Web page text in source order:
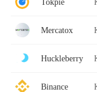
Mercatox
Huckleberry
Binance